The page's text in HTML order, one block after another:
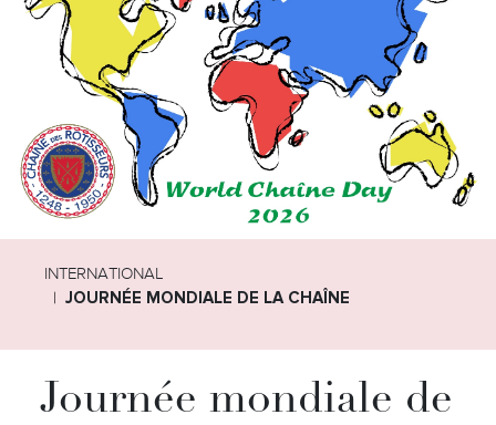
INTERNATIONAL
JOURNÉE MONDIALE DE LA CHAÎNE
Journée mondiale de